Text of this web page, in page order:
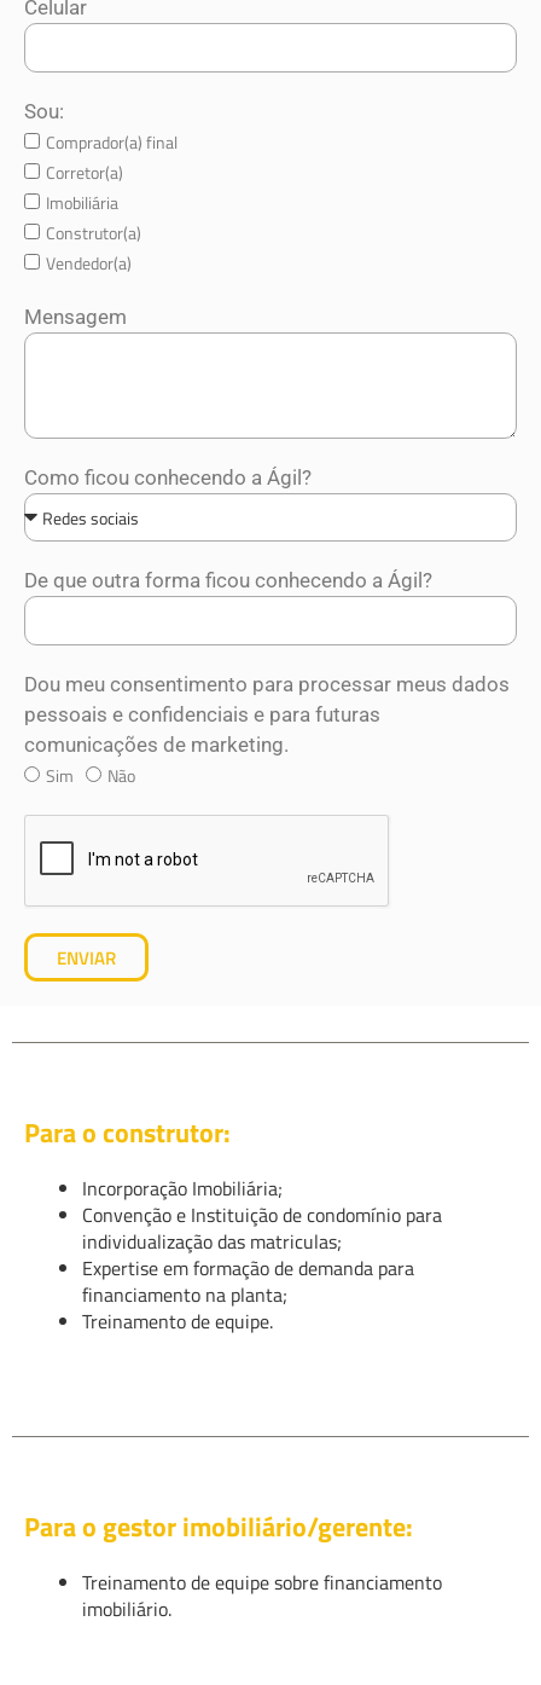
Celular
Sou:
Comprador(a) final
Corretor(a)
Imobiliária
Construtor(a)
Vendedor(a)
Mensagem
Como ficou conhecendo a Ágil?
De que outra forma ficou conhecendo a Ágil?
Dou meu consentimento para processar meus dados
pessoais e confidenciais e para futuras
comunicações de marketing.
Sim Não
ENVIAR
Para o construtor:
Incorporação Imobiliária;
Convenção e Instituição de condomínio para
individualização das matriculas;
Expertise em formação de demanda para
financiamento na planta;
Treinamento de equipe.
Para o gestor imobiliário/gerente:
Treinamento de equipe sobre financiamento
imobiliário.